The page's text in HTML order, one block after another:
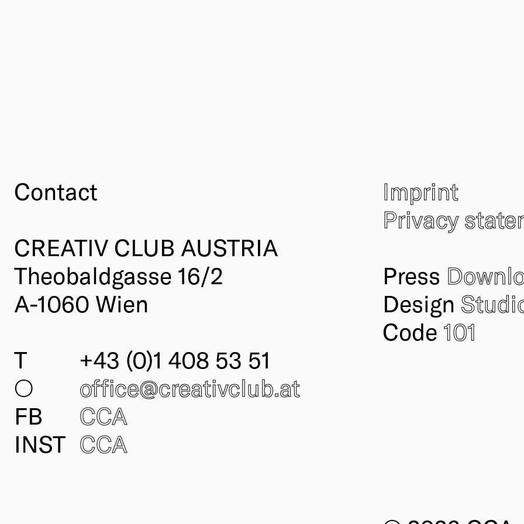
Contact
CREATIV CLUB AUSTRIA
Theobaldgasse 16/2
A-1060 Wien
T
+43 (0)1 408 53 51
○
office@creativclub.at
FB
CCA
INST CCA
Imprint
Privacy
Press
Design
Code 101